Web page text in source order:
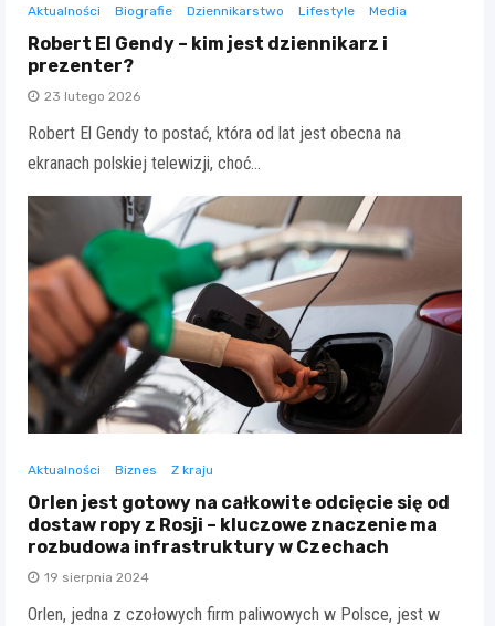
Aktualności Biografie Dziennikarstwo Lifestyle Media
Robert El Gendy – kim jest dziennikarz i
prezenter?
23 lutego 2026
Robert El Gendy to postać, która od lat jest obecna na
ekranach polskiej telewizji, choć…
Aktualności Biznes Z kraju
Orlen jest gotowy na całkowite odcięcie się od
dostaw ropy z Rosji – kluczowe znaczenie ma
rozbudowa infrastruktury w Czechach
19 sierpnia 2024
Orlen, jedna z czołowych firm paliwowych w Polsce, jest w